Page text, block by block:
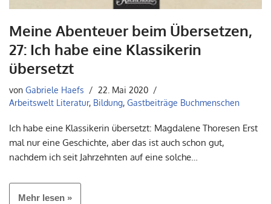
Meine Abenteuer beim Übersetzen,
27: Ich habe eine Klassikerin
übersetzt
von Gabriele Haefs
22. Mai 2020
Arbeitswelt Literatur, Bildung, Gastbeiträge Buchmenschen
Ich habe eine Klassikerin übersetzt: Magdalene Thoresen Erst
mal nur eine Geschichte, aber das ist auch schon gut,
nachdem ich seit Jahrzehnten auf eine solche…
Mehr lesen »